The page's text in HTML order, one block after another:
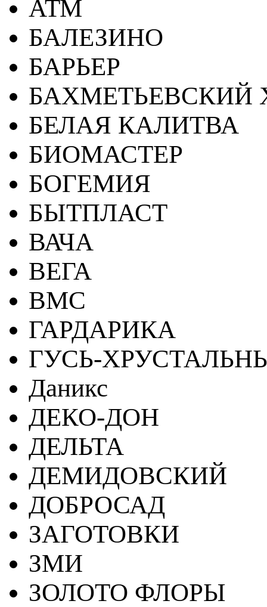
АТМ
БАЛЕЗИНО
БАРЬЕР
БАХМЕТЬЕВСКИЙ
БЕЛАЯ КАЛИТВА
БИОМАСТЕР
БОГЕМИЯ
БЫТПЛАСТ
ВАЧА
ВЕГА
ВМС
ГАРДАРИКА
ГУСЬ-
Даникс
ДЕКО-ДОН
ДЕЛЬТА
ДЕМИДОВСКИЙ
ДОБРОСАД
ЗАГОТОВКИ
ЗМИ
ЗОЛОТО ФЛОРЫ